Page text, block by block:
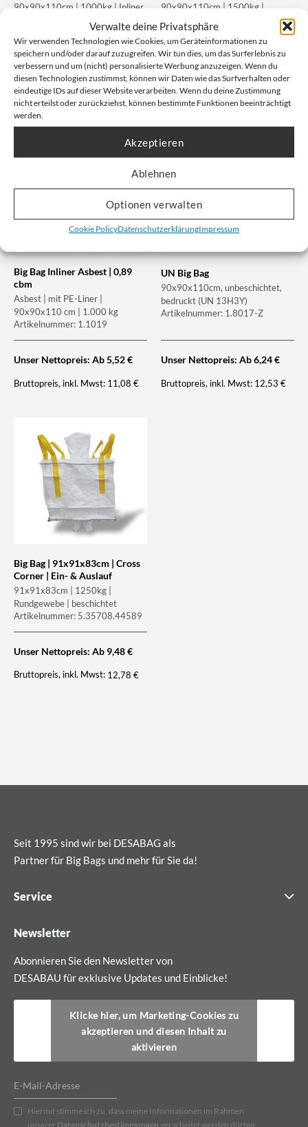
Verwalte deine Privatsphäre
Wir verwenden Technologien wie Cookies, um Geräteinformationen zu
speichern und/oder darauf zuzugreifen. Wir tun dies, um das Surferlebnis zu
verbessern und um (nicht) personalisierte Werbung anzuzeigen. Wenn du
diesen Technologien zustimmst, können wir Daten wie das Surfverhalten oder
eindeutige IDs auf dieser Website verarbeiten. Wenn du deine Zustimmung
nicht erteilst oder zurückziehst, können bestimmte Funktionen beeinträchtigt
werden.
Akzeptieren
Ablehnen
Optionen verwalten
Cookie PolicyDatenschutzerklärungImpressum
90x90x110cm | 1000kg | Inliner
Artikelnummer: 1.1051
Unser Nettopreis: Ab6,52€
Bruttopreis, inkl. Mwst:13,09€
90x90x110cm | 1500kg |
Ein-/Auslauf | Nahtabdichtung
Artikelnummer: 1.1102
Unser Nettopreis: Ab5,67€
Bruttopreis, inkl. Mwst:11,38
Big Bag Inliner Asbest | 0,89
cbm
Asbest | mit PE-Liner |
90x90x110 cm | 1.000 kg
Artikelnummer: 1.1019
Unser Nettopreis: Ab5,52€
Bruttopreis, inkl. Mwst: 11,08€
UN Big Bag
90x90x110cm, unbeschichtet,
bedruckt (UN 13H3Y)
Artikelnummer: 1.8017-Z
Unser Nettopreis: Ab6,24€
Bruttopreis, inkl. Mwst: 12,53€
Big Bag | 91x91x83cm | Cross
Corner | Ein- & Auslauf
91x91x83cm | 1250kg |
Rundgewebe | beschichtet
Artikelnummer: 5.35708.44589
Unser Nettopreis: Ab 9,48€
Bruttopreis, inkl. Mwst: 12,78€
Seit 1995 sind wir bei DESABAG als
Partner für Big Bags und mehr für Sie da!
Service
Newsletter
Abonnieren Sie den Newsletter von
DESABAU für exklusive Updates und Einblicke!
Klicke hier, um Marketing-Cookies zu
akzeptieren und diesen Inhalt zu
aktivieren
Hiermit stimme ich zu, dass meine Informationen im Rahmen
unserer Datenschutzbestimmungen verarbeitet werden dürfen.